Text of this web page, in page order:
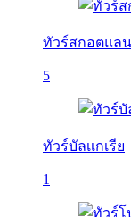
ทัวร์สกอตแล
5
ทัวร์บัลเเกเรีย
1